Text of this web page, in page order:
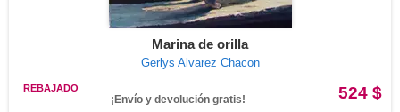
Marina de orilla
Gerlys Alvarez Chacon
524 $
REBAJADO
¡Envío y devolución gratis!